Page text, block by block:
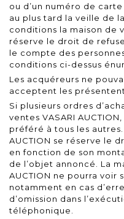
ou d’un numéro de
au plus tard la veille de
conditions la maison de
réserve le droit de
le compte des
conditions ci-dessus
Les acquéreurs ne
acceptent les
Si plusieurs ordres
ventes VASARI
préféré à tous les autres.
AUCTION se réserve le
en fonction de son
de l’objet annoncé. La
AUCTION ne pourra voir
notamment en cas
d’omission dans
téléphonique.